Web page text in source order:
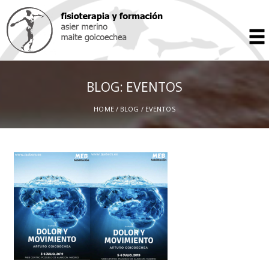
BLOG: EVENTOS
HOME/ BLOG / EVENTOS